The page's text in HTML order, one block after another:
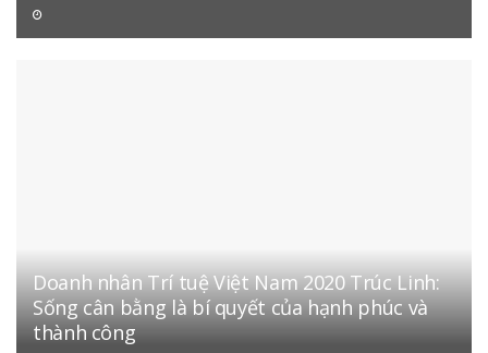
Doanh nhân Trí tuệ Việt Nam 2020 Trúc Linh:
Sống cân bằng là bí quyết của hạnh phúc và
thành công